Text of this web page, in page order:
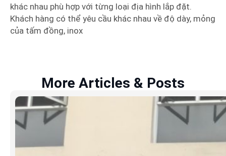
khác nhau phù hợp với từng loại địa hình lắp đặt.
Khách hàng có thể yêu cầu khác nhau về độ dày, mỏng
của tấm đồng, inox
More Articles & Posts